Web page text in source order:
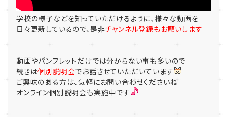
学校の様子などを知っていただけるように、様々な動画を
日々更新しているので、是非チャンネル登録もお願いします
動画やパンフレットだけでは分からない事も多いので
続きは個別説明会でお話させていただいています
ご興味のある方は、気軽にお問い合わせくださいね
オンライン個別説明会も実施中です